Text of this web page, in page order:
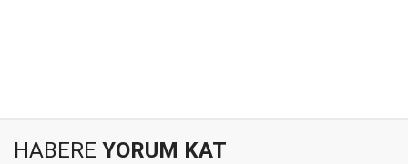
HABERE YORUM KAT